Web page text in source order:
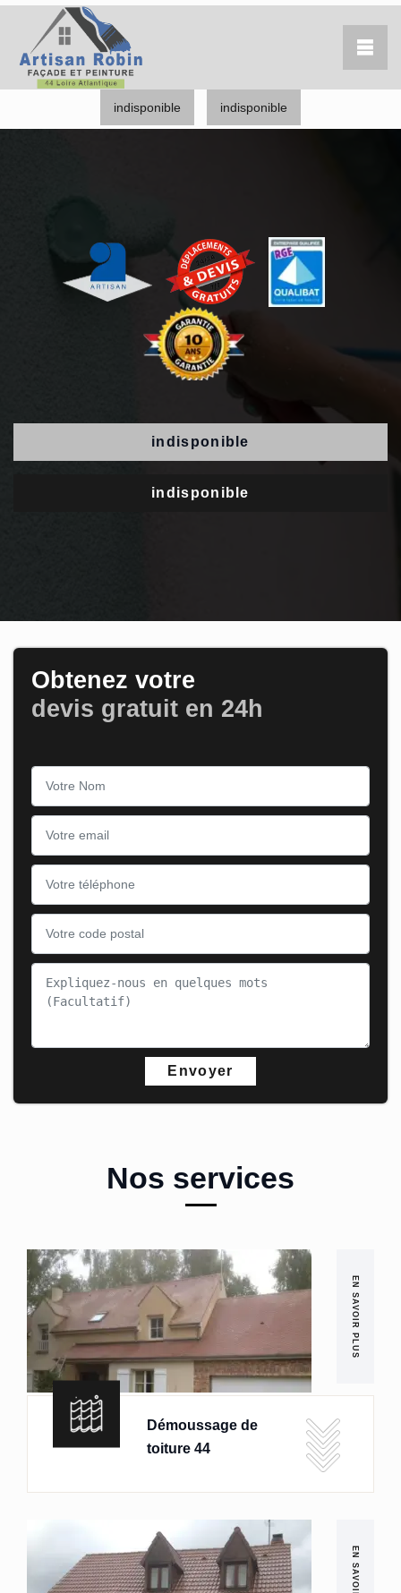
indisponible indisponible
indisponible
indisponible
Obtenez votre
devis gratuit en 24h
Nos services
EN SAVOIR PLUS
Démoussage de
toiture 44